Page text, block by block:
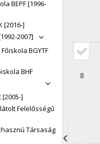
BEPF [1996-
[2016-]
2007]
BGYTF
BHF
]
Felelősségű
Társaság
8